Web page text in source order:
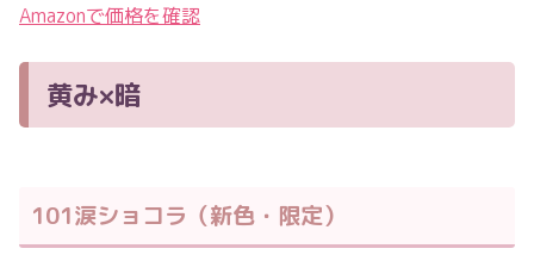
Amazonで価格を確認
黄み×暗
101涙ショコラ（新色・限定）